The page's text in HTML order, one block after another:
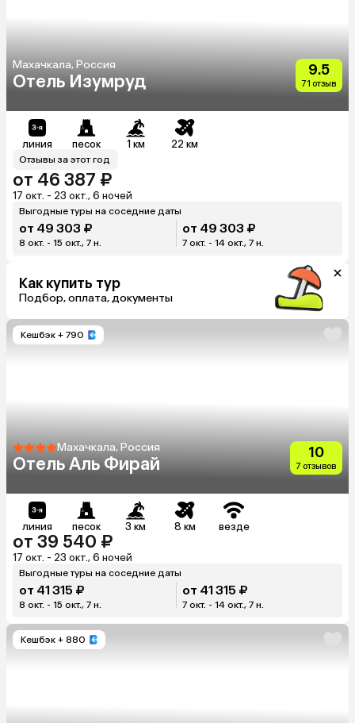
Махачкала, Россия
Отель Изумруд
9.5
71 отзыв
линия песок 1 км 22 км
Отзывы за этот год
от 46 387 ₽
17 окт. - 23 окт., 6 ночей
Выгодные туры на соседние даты
от 49 303 ₽
8 окт. - 15 окт., 7 н.
от 49 303 ₽
7 окт. - 14 окт., 7 н.
Как купить тур
Подбор, оплата, документы
Кешбэк + 790
Махачкала, Россия
Отель Аль Фирай
10
7 отзывов
линия песок 3 км 8 км везде
от 39 540 ₽
17 окт. - 23 окт., 6 ночей
Выгодные туры на соседние даты
от 41 315 ₽
8 окт. - 15 окт., 7 н.
от 41 315 ₽
7 окт. - 14 окт., 7 н.
Кешбэк + 880